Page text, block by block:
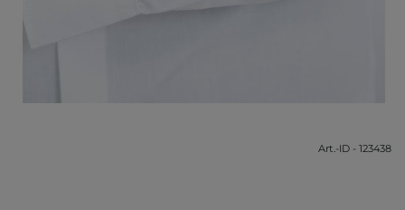
Art.-ID - 123438